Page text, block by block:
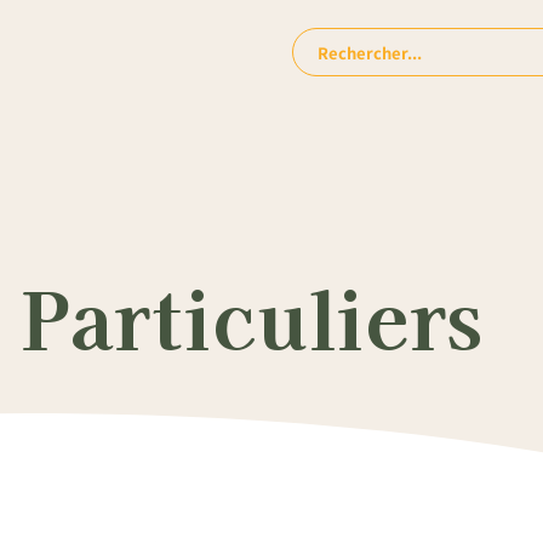
Rechercher:
Particuliers